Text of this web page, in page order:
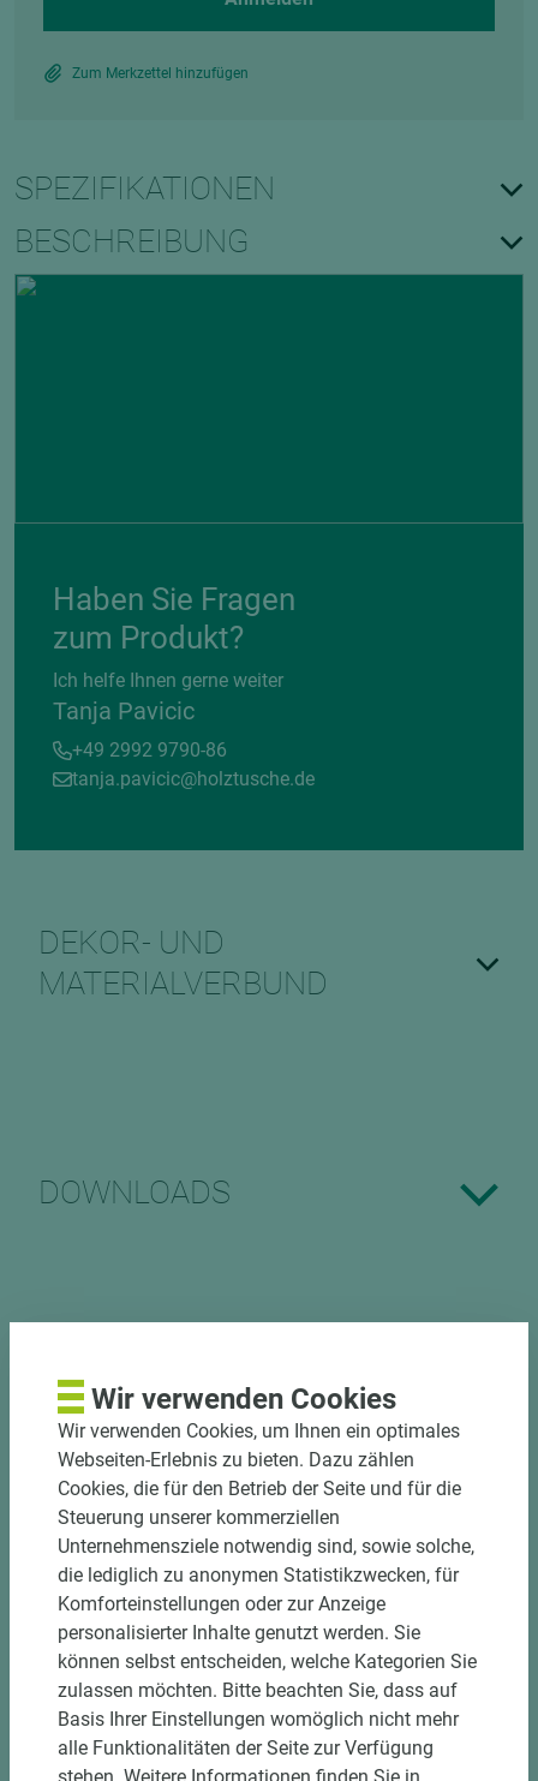
Zum Merkzettel hinzufügen
SPEZIFIKATIONEN
BESCHREIBUNG
Haben Sie Fragen
zum Produkt?
Ich helfe Ihnen gerne weiter
Tanja Pavicic
+49 2992 9790-86
tanja.pavicic@holztusche.de
DEKOR- UND
MATERIALVERBUND
DOWNLOADS
PASSENDES ZUBEHÖR
2 weitere Varianten
Art.-Nr. 06300010012
Wir verwenden Cookies
Wir verwenden Cookies, um Ihnen ein optimales
Webseiten-Erlebnis zu bieten. Dazu zählen
Cookies, die für den Betrieb der Seite und für die
Steuerung unserer kommerziellen
Unternehmensziele notwendig sind, sowie solche,
die lediglich zu anonymen Statistikzwecken, für
Komforteinstellungen oder zur Anzeige
personalisierter Inhalte genutzt werden. Sie
können selbst entscheiden, welche Kategorien Sie
zulassen möchten. Bitte beachten Sie, dass auf
Basis Ihrer Einstellungen womöglich nicht mehr
alle Funktionalitäten der Seite zur Verfügung
stehen. Weitere Informationen finden Sie in